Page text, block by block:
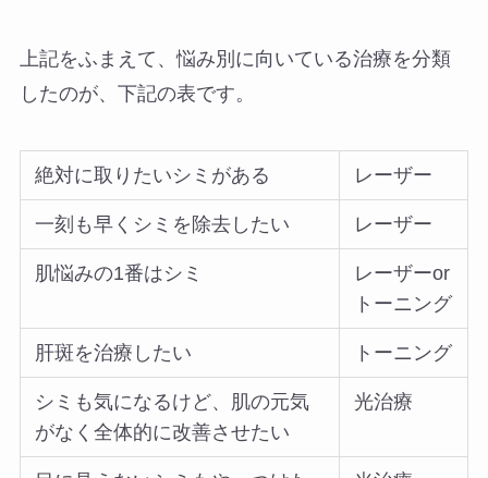
上記をふまえて、悩み別に向いている治療を分類
したのが、下記の表です。
絶対に取りたいシミがある レーザー
一刻も早くシミを除去したい レーザー
肌悩みの1番はシミ
レーザーor
トーニング
肝斑を治療したい トーニング
シミも気になるけど、肌の元気
がなく全体的に改善させたい
光治療